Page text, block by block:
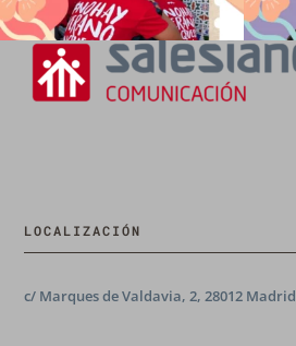
LOCALIZACIÓN
c/ Marques de Valdavia, 2, 28012 Madrid